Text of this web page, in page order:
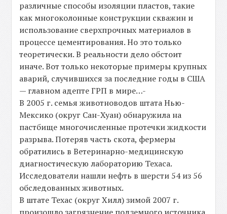
различные способы изоляции пластов, такие
как многоколонные конструкции скважин и
использование сверхпрочных материалов в
процессе цементирования. Но это только
теоретически. В реальности дело обстоит
иначе. Вот только некоторые примеры крупных
аварий, случившихся за последние годы в США
— главном адепте ГРП в мире…-
В 2005 г. семья животноводов штата Нью-
Мексико (округ Сан-Хуан) обнаружила на
пастбище многочисленные протечки жидкости
разрыва. Потеряв часть скота, фермеры
обратились в Ветеринарно-медицинскую
диагностическую лабораторию Техаса.
Исследователи нашли нефть в шерсти 54 из 56
обследованных животных.
В штате Техас (округ Хилл) зимой 2007 г.